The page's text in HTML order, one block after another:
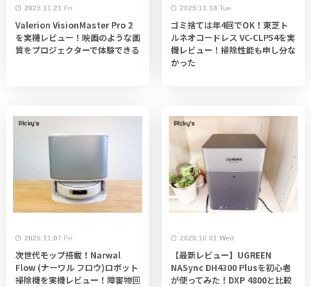
2025.11.21 Fri
Valerion VisionMaster Pro 2
を実機レビュー！映画のような画
質をプロジェクターで体験できる
2025.11.18 Tue
ゴミ捨ては年4回でOK！東芝ト
ルネオコードレス VC-CLP54を実
機レビュー！掃除性能も申し分な
かった
2025.11.07 Fri
次世代モップ搭載！Narwal
Flow (ナーワル フロウ)ロボット
掃除機を実機レビュー！障害物回
2025.10.01 Wed
【最新レビュー】UGREEN
NASync DH4300 Plusを初心者
が使ってみた！DXP 4800と比較